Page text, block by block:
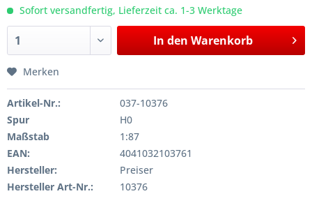
Sofort versandfertig, Lieferzeit ca. 1-3 Werktage
In den Warenkorb
Merken
Artikel-Nr.:
037-10376
Spur
H0
Maßstab
1:87
EAN:
4041032103761
Hersteller:
Preiser
Hersteller Art-Nr.:
10376